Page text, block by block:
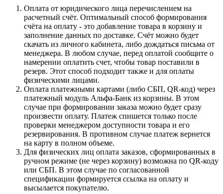
Оплата от юридического лица перечислением на
расчетный счёт. Оптимальный способ формирования
счёта на оплату - это добавление товара в корзину и
заполнение данных по доставке. Счёт можно будет
скачать из личного кабинета, либо дождаться письма от
менеджера. В любом случае, перед оплатой сообщите о
намерении оплатить счет, чтобы товар поставили в
резерв. Этот способ подходит также и для оплаты
физическими лицами.
Оплата платежными картами (либо СБП, QR-код) через
платежный модуль Альфа-Банк из корзины. В этом
случае при формировании заказа можно будет сразу
произвести оплату. Платеж спишется только после
проверки менеджером доступности товара и его
резервирования. В противном случае платеж вернется
на карту в полном объеме.
Для физических лиц оплата заказов, сформированных в
ручном режиме (не через корзину) возможна по QR-коду
или СБП. В этом случае по согласованной
спецификации формируется ссылка на оплату и
высылается покупателю.